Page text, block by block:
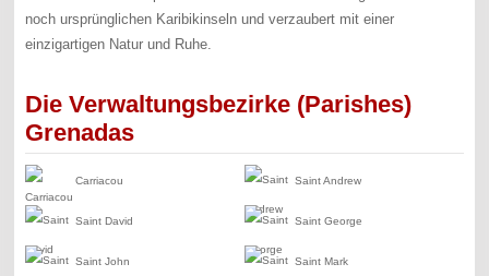
noch ursprünglichen Karibikinseln und verzaubert mit einer
einzigartigen Natur und Ruhe.
Die Verwaltungsbezirke (Parishes)
Grenadas
Carriacou Saint Andrew
Saint David Saint George
Saint John Saint Mark